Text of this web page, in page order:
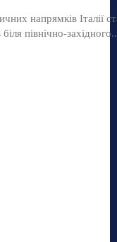
напрямків Італії
північно-